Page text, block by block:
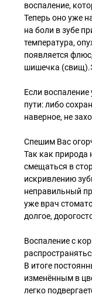
воспаление,
Теперь оно уже
на боли в зубе
температура,
появляется
шишечка
Если воспаление
пути: либо
наверное, не
Спешим Вас
Так как природа
смещаться в
искривлению
неправильный
уже врач
долгое,
Воспаление с
В итоге
изменённым в
легко